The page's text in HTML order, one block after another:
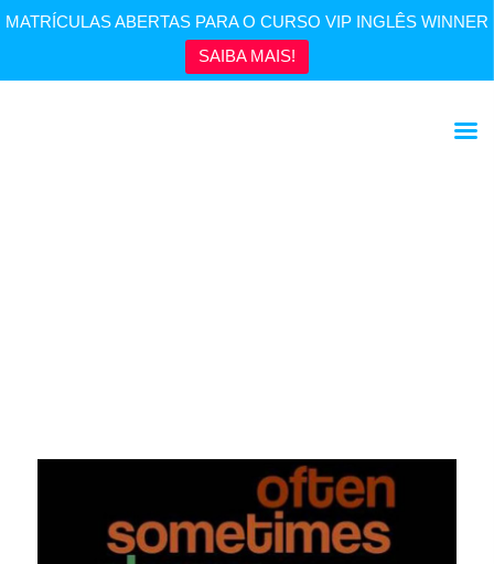
MATRÍCULAS ABERTAS PARA O CURSO VIP INGLÊS WINNER
SAIBA MAIS!